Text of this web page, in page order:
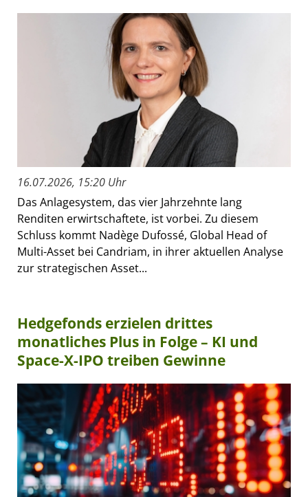
16.07.2026, 15:20 Uhr
Das Anlagesystem, das vier Jahrzehnte lang
Renditen erwirtschaftete, ist vorbei. Zu diesem
Schluss kommt Nadège Dufossé, Global Head of
Multi-Asset bei Candriam, in ihrer aktuellen Analyse
zur strategischen Asset...
Hedgefonds erzielen drittes
monatliches Plus in Folge – KI und
Space-X-IPO treiben Gewinne